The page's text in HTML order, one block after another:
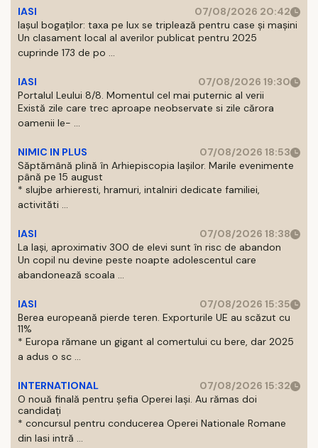
IASI
07/08/2026 20:42
Iașul bogaților: taxa pe lux se triplează pentru case și mașini
Un clasament local al averilor publicat pentru 2025
cuprinde 173 de po ...
IASI
07/08/2026 19:30
Portalul Leului 8/8. Momentul cel mai puternic al verii
Există zile care trec aproape neobservate si zile cărora
oamenii le- ...
NIMIC IN PLUS
07/08/2026 18:53
Săptămână plină în Arhiepiscopia Iașilor. Marile evenimente
până pe 15 august
* slujbe arhieresti, hramuri, intalniri dedicate familiei,
activităti ...
IASI
07/08/2026 18:38
La Iași, aproximativ 300 de elevi sunt în risc de abandon
Un copil nu devine peste noapte adolescentul care
abandonează scoala ...
IASI
07/08/2026 15:35
Berea europeană pierde teren. Exporturile UE au scăzut cu
11%
* Europa rămane un gigant al comertului cu bere, dar 2025
a adus o sc ...
INTERNATIONAL
07/08/2026 15:32
O nouă finală pentru șefia Operei Iași. Au rămas doi
candidați
* concursul pentru conducerea Operei Nationale Romane
din Iasi intră ...